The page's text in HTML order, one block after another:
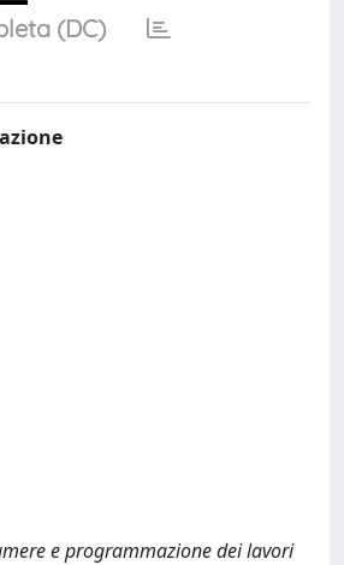
(DC)
e programmazione dei lavori